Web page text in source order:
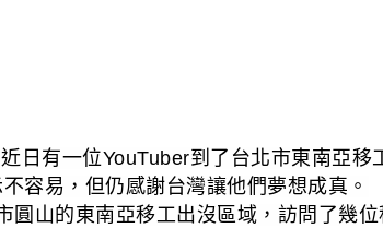
日有一位YouTuber到了台北市東南亞移
容易，但仍感謝台灣讓他們夢想成真。
山的東南亞移工出沒區域，訪問了幾